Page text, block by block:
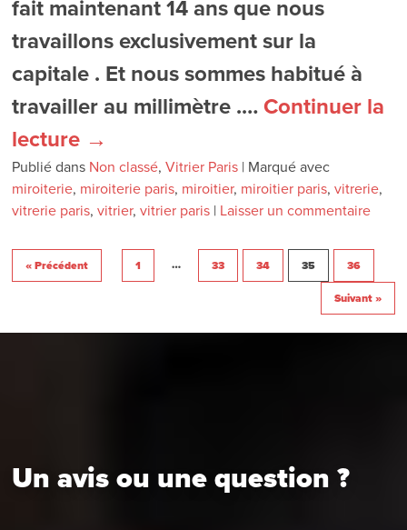
fait maintenant 14 ans que nous
travaillons exclusivement sur la
capitale . Et nous sommes habitué à
travailler au millimètre .…Continuer la
lecture →
Publié dans Non classé,Vitrier Paris | Marqué avec
miroiterie, miroiterie paris, miroitier, miroitier paris,vitrerie,
vitrerie paris,vitrier,vitrier paris | Laisser un commentaire
« Précédent 1 … 33 34 35 36
Suivant »
Un avis ou une question ?